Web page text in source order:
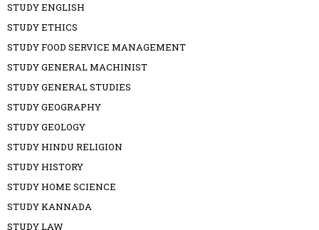
STUDY ENGLISH
STUDY ETHICS
STUDY FOOD SERVICE MANAGEMENT
STUDY GENERAL MACHINIST
STUDY GENERAL STUDIES
STUDY GEOGRAPHY
STUDY GEOLOGY
STUDY HINDU RELIGION
STUDY HISTORY
STUDY HOME SCIENCE
STUDY KANNADA
STUDY LAW